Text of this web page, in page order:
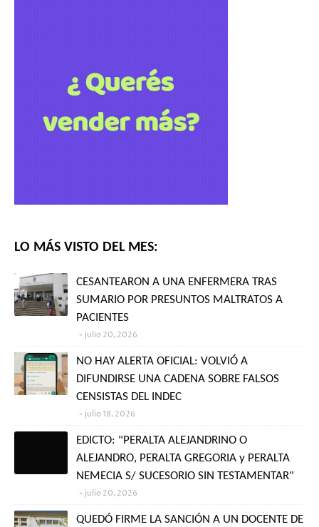
LO MÁS VISTO DEL MES:
CESANTEARON A UNA ENFERMERA TRAS
SUMARIO POR PRESUNTOS MALTRATOS A
PACIENTES
julio 20, 2026
NO HAY ALERTA OFICIAL: VOLVIÓ A
DIFUNDIRSE UNA CADENA SOBRE FALSOS
CENSISTAS DEL INDEC
julio 18, 2026
EDICTO: "PERALTA ALEJANDRINO O
ALEJANDRO, PERALTA GREGORIA y PERALTA
NEMECIA S/ SUCESORIO SIN TESTAMENTAR"
julio 20, 2026
QUEDÓ FIRME LA SANCIÓN A UN DOCENTE DE